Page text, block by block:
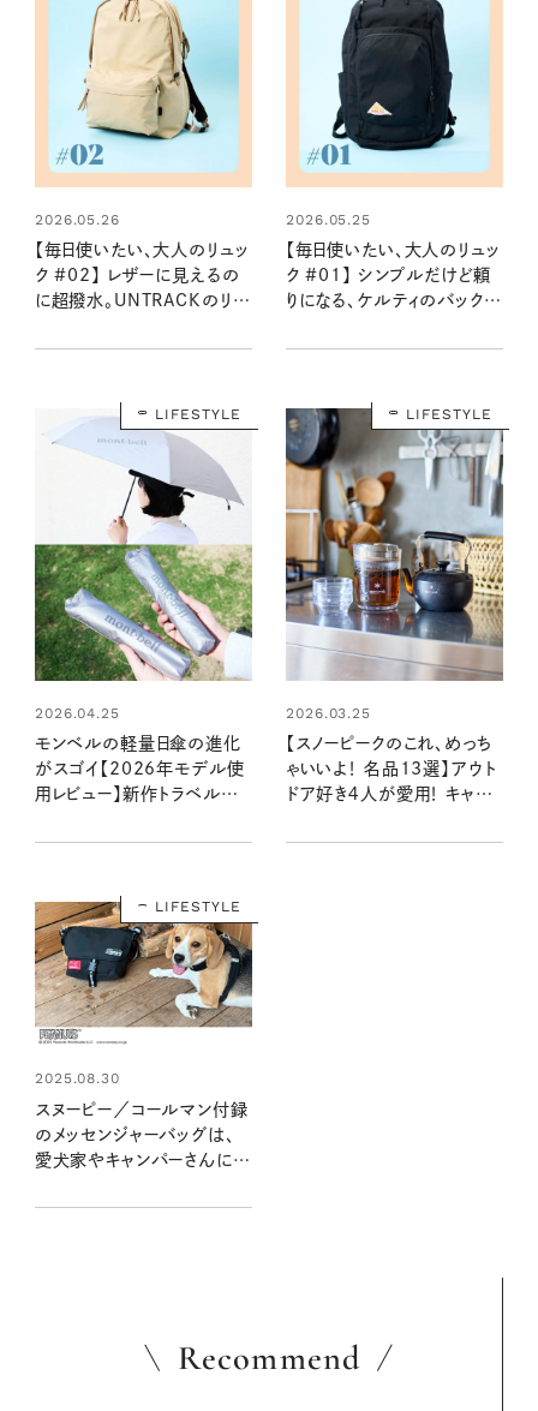
2026.05.26
【毎日使いたい、大人のリュッ
ク #02】 レザーに見えるの
に超撥水。UNTRACKのリュ
2026.05.25
【毎日使いたい、大人のリュッ
ク #01】 シンプルだけど頼
りになる、ケルティのバックパ
LIFESTYLE
2026.04.25
モンベルの軽量日傘の進化
がスゴイ【2026年モデル使
用レビュー】新作トラベルタイ
長傘もチェック
LIFESTYLE
2026.03.25
【スノーピークのこれ、めっち
ゃいいよ！ 名品13選】アウト
ドア好き４人が愛用！ キャン
類やリュックまで！
LIFESTYLE
2025.08.30
スヌーピー／コールマン付録
のメッセンジャーバッグは、
愛犬家やキャンパーさんにも
グル犬とのアウトドア旅に大
Recommend